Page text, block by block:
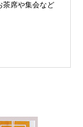
茶席や集会など